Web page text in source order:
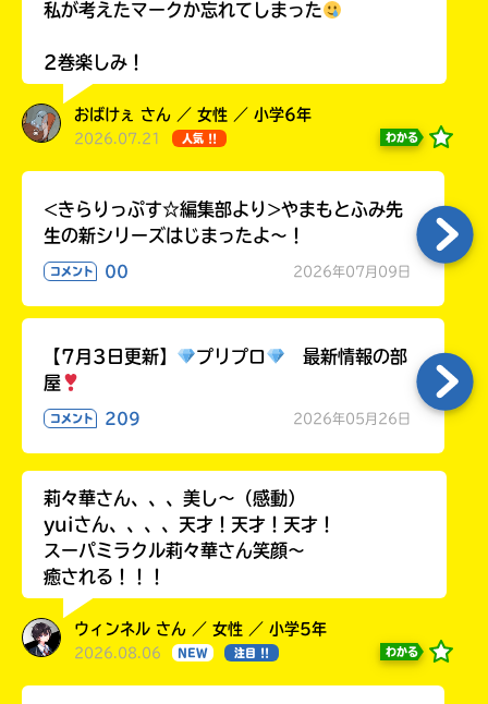
私が考えたマークか忘れてしまった
2巻楽しみ！
おばけぇ さん ／ 女性 ／ 小学6年
2026.07.21 人気 !! わかる
<きらりっぷす☆編集部より>やまもとふみ先
生の新シリーズはじまったよ～！
コメント 00 2026年07月09日
【7月3日更新】 プリプロ
最新情報の部
屋
コメント 209 2026年05月26日
莉々華さん、、、美し〜（感動）
yuiさん、、、、天才！天才！天才！
スーパミラクル莉々華さん笑顔〜
癒される！！！
ウィンネル さん ／ 女性 ／ 小学5年
2026.08.06 NEW 注目 !! わかる